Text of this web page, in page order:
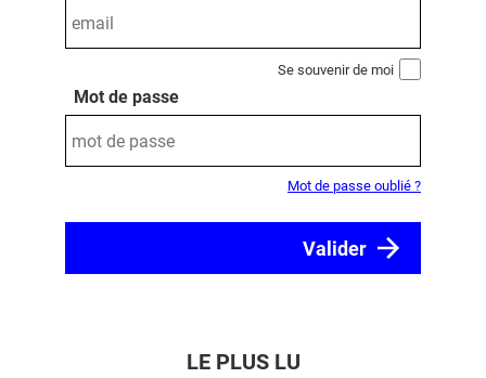
Se souvenir de moi
Mot de passe
Mot de passe oublié ?
LE PLUS LU